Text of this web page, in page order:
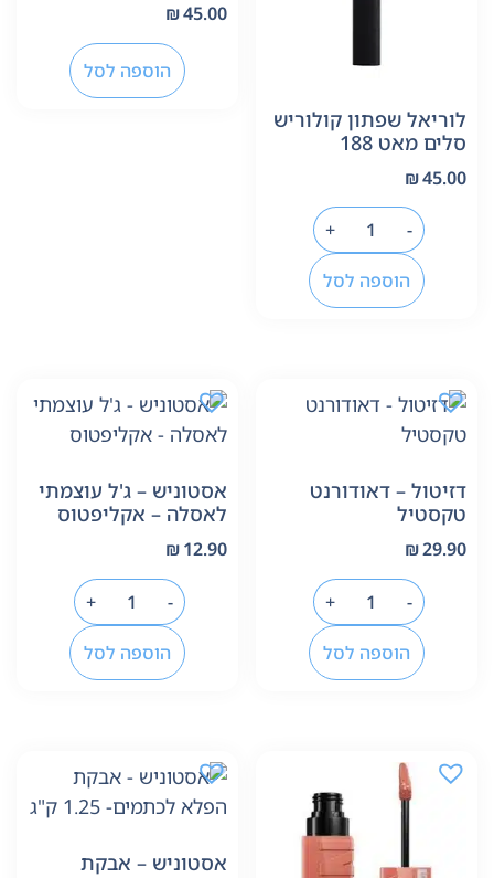
לוריאל שפתון קולוריש
סלים מאט 188
₪45.00
-
+
הוספה לסל
₪45.00
הוספה לסל
דזיטול – דאודורנט
טקסטיל
₪29.90
-
+
הוספה לסל
אסטוניש – ג'ל עוצמתי
לאסלה – אקליפטוס
₪12.90
-
+
הוספה לסל
אסטוניש – אבקת